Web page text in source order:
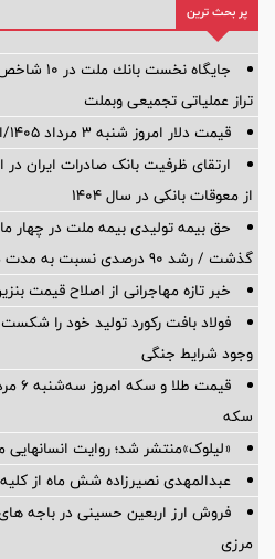
پر بحث ترین
تراز عملیاتی تجمیعی وبملت
قیمت دلار امروز شنبه ۳ مرداد ۱۴۰۵/افزایش قیمت
از معوقات بانکی در سال ۱۴۰۴
گذشت / رشد 90 درصدی نسبت به مدت مشابه سال گذشته
خبر تازه مهاجرانی از اصلاح قیمت
وجود شرایط جنگی
سکه
«لیلوک»منتشر شد؛ روایت
عبدالمهدی نصیرزاده شش ماه از
فروش ارز اربعین حسینی در باجه
مرزی